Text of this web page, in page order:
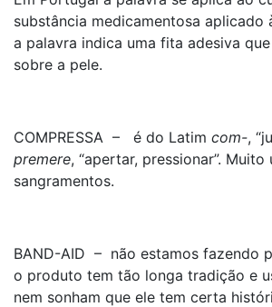
substância medicamentosa aplicado
a palavra indica uma fita adesiva
sobre a pele.
COMPRESSA – é do Latim com-,
premere, “apertar, pressionar”.
sangramentos.
BAND-AID – não estamos fazendo
o produto tem tão longa tradição e
nem sonham que ele tem certa